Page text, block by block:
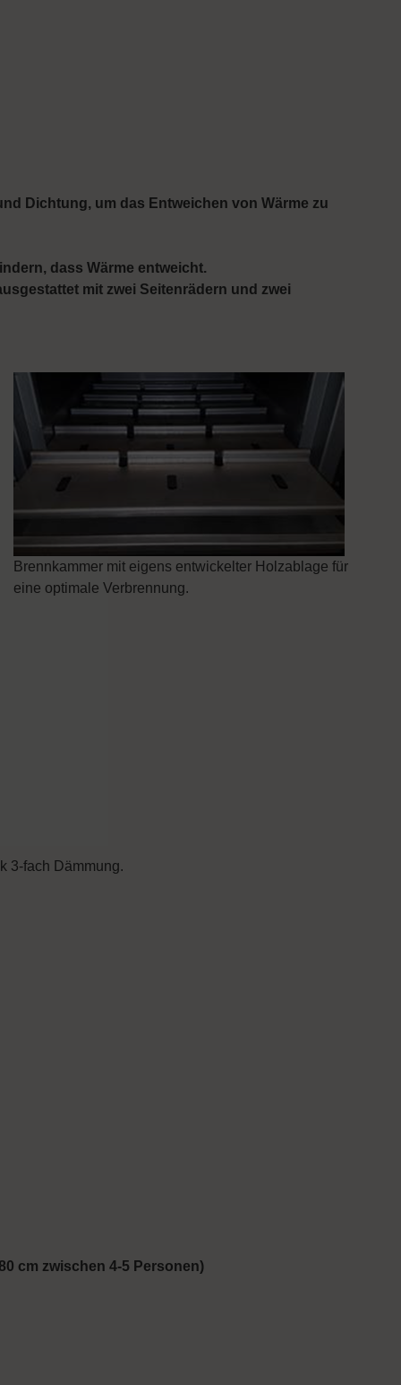
Dichtung, um das Entweichen von Wärme zu
dass Wärme entweicht.
mit zwei Seitenrädern und zwei
Brennkammer mit eigens entwickelter Holzablage für
eine optimale Verbrennung.
3-fach Dämmung.
cm zwischen 4-5 Personen)